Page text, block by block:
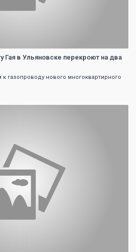
Гая в Ульяновске перекроют на два
газопроводу нового многоквартирного